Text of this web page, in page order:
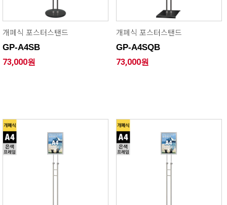
개폐식 포스터스탠드
GP-A4SB
73,000원
개폐식 포스터스탠드
GP-A4SQB
73,000원